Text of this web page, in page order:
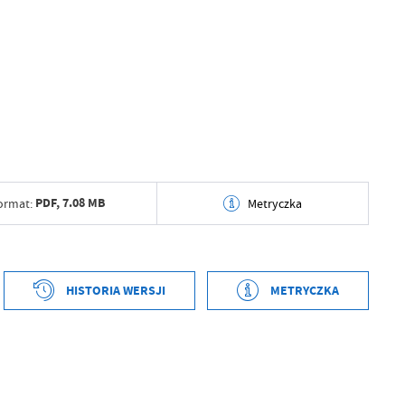
PDF,7.08 MB Metryczka
Karolina Zacharska
2026-05-05 14:45:38
HISTORIA WERSJI METRYCZKA